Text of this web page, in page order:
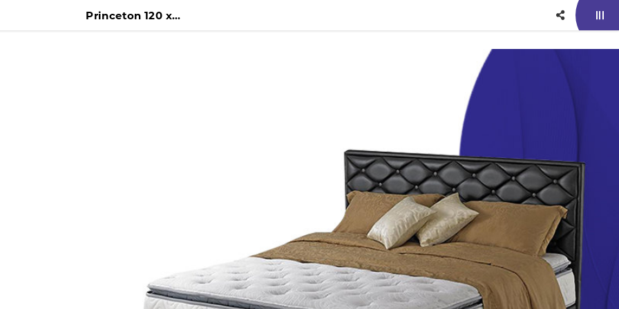
Princeton 120 x 200 Kasur + Difan + Headboard